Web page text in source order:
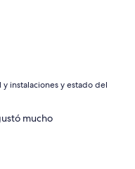
instalaciones y estado del
mucho